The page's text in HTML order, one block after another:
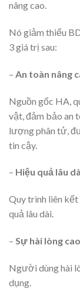
nâng cao.
Nó giảm thiểu
3 giá trị sau:
– An toàn nâng
Nguồn gốc HA,
vật, đảm bảo an
lượng phân tử,
tin cậy.
– Hiệu quả lâu
Quy trình liên
quả lâu dài.
– Sự hài lòng
Người dùng hài
dụng.